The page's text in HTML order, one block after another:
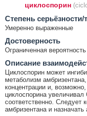
циклоспорин
Cтепень серьёзности/
Умеренно выраженные
Достоверность
Ограниченная вероятность
Описание
Циклоспорин может
метаболизм
концентрации и,
циклоспорина
соответственно. Следует
амбризентана и